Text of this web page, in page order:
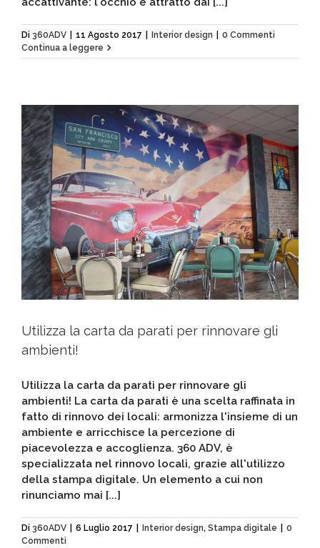
Di 360ADV 11 Agosto 2017 Interior design
0 Commenti
Continua a leggere
Utilizza la carta da parati per rinnovare gli
ambienti!
Utilizza la carta da parati per rinnovare gli
ambienti! La carta da parati è una scelta raffinata in
fatto di rinnovo dei locali: armonizza l'insieme di un
ambiente e arricchisce la percezione di
piacevolezza e accoglienza. 360 ADV, è
specializzata nel rinnovo locali, grazie all'utilizzo
della stampa digitale. Un elemento a cui non
rinunciamo mai [...]
Di 360ADV 6 Luglio 2017 Interior design, Stampa digitale
0
Commenti